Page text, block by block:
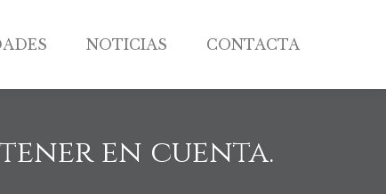
NOTICIAS CONTACTA
en cuenta.
NOTICIAS CONTACTA